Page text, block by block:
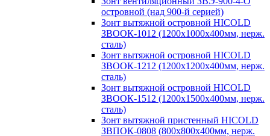
островной (над 900-й серией)
Зонт вытяжной островной HICOLD
ЗВООК-1012 (1200х1000х400мм, нерж.
сталь)
Зонт вытяжной островной HICOLD
ЗВООК-1212 (1200x1200x400мм, нерж.
сталь)
Зонт вытяжной островной HICOLD
ЗВООК-1512 (1200х1500х400мм, нерж.
сталь)
Зонт вытяжной пристенный HICOLD
ЗВПОК-0808 (800х800х400мм, нерж.